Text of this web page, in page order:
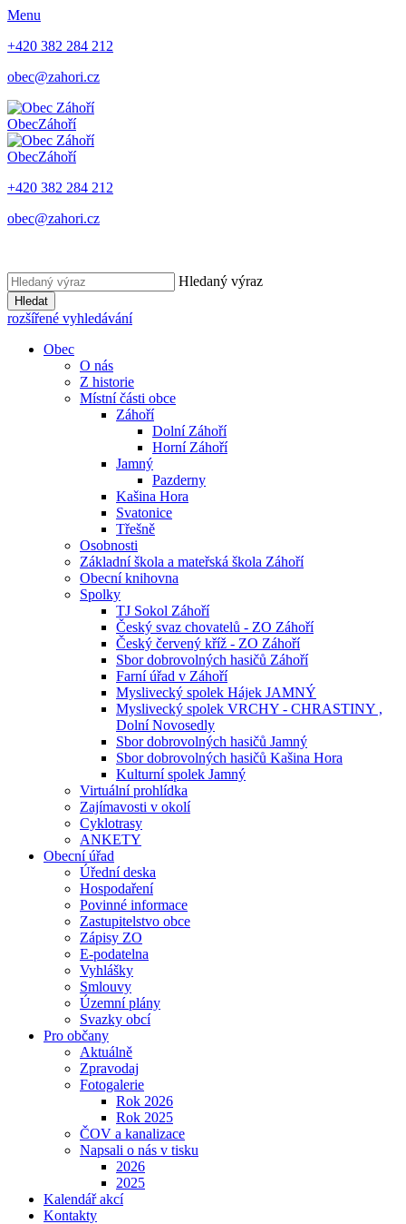
Menu
+420 382 284 212
obec@zahori.cz
ObecZáhoří
ObecZáhoří
+420 382 284 212
obec@zahori.cz
Hledaný výraz
Hledat
rozšířené vyhledávání
Obec
O nás
Z historie
Místní části obce
Záhoří
Dolní Záhoří
Horní Záhoří
Jamný
Pazderny
Kašina Hora
Svatonice
Třešně
Osobnosti
Základní škola a mateřská škola Záhoří
Obecní knihovna
Spolky
TJ Sokol Záhoří
Český svaz chovatelů - ZO Záhoří
Český červený kříž - ZO Záhoří
Sbor dobrovolných hasičů Záhoří
Farní úřad v Záhoří
Myslivecký spolek Hájek JAMNÝ
Myslivecký spolek VRCHY - CHRASTINY ,
Dolní Novosedly
Sbor dobrovolných hasičů Jamný
Sbor dobrovolných hasičů Kašina Hora
Kulturní spolek Jamný
Virtuální prohlídka
Zajímavosti v okolí
Cyklotrasy
ANKETY
Obecní úřad
Úřední deska
Hospodaření
Povinné informace
Zastupitelstvo obce
Zápisy ZO
E-podatelna
Vyhlášky
Smlouvy
Územní plány
Svazky obcí
Pro občany
Aktuálně
Zpravodaj
Fotogalerie
Rok 2026
Rok 2025
ČOV a kanalizace
Napsali o nás v tisku
2026
2025
Kalendář akcí
Kontakty